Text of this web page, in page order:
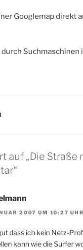
Googlemap direkt
durch Suchmaschinen
auf „Die Straße
2007 UM 10:27 UHR
dass ich kein Netz-
kann wie die Surfer